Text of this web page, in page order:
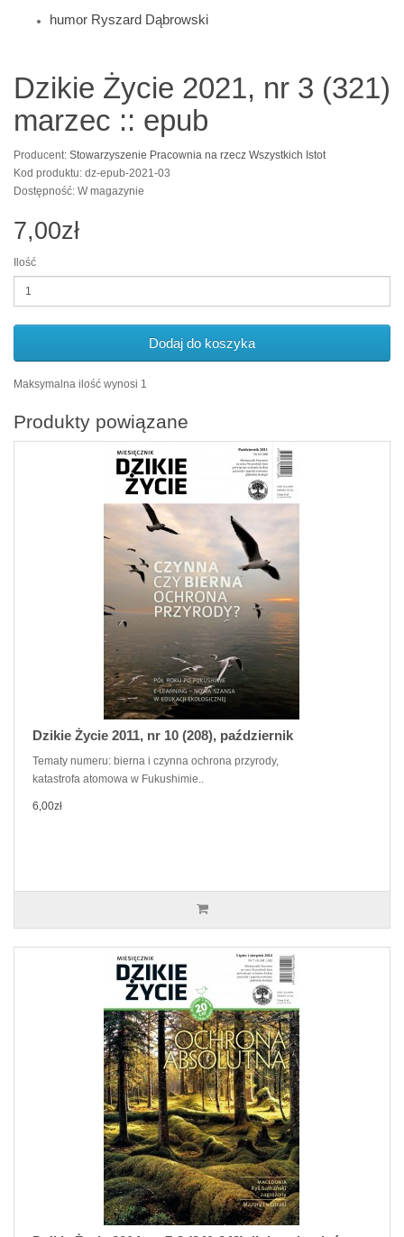
humor Ryszard Dąbrowski
Dzikie Życie 2021, nr 3 (321)
marzec :: epub
Producent: Stowarzyszenie Pracownia na rzecz Wszystkich Istot
Kod produktu: dz-epub-2021-03
Dostępność: W magazynie
7,00zł
Ilość
Dodaj do koszyka
Maksymalna ilość wynosi 1
Produkty powiązane
Dzikie Życie 2011, nr 10 (208), październik
Tematy numeru: bierna i czynna ochrona przyrody,
katastrofa atomowa w Fukushimie..
6,00zł